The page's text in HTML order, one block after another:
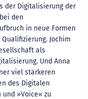
der Digitalisierung der
den
in neue Formen
Jochim
als
Und Anna
viel stärkeren
des Digitalen
»Voice« zu